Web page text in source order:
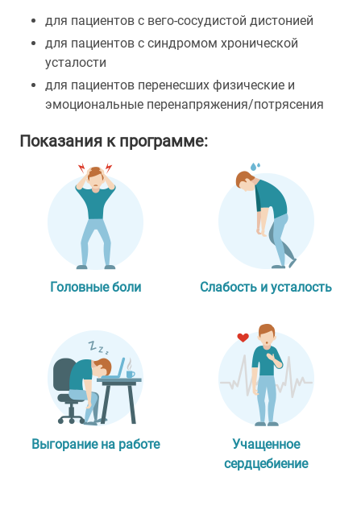
для пациентов с вего-сосудистой дистонией
для пациентов с синдромом хронической
усталости
для пациентов перенесших физические и
эмоциональные перенапряжения/потрясения
Показания к программе:
Головные боли Слабость и усталость
Выгорание на работе
Учащенное
сердцебиение